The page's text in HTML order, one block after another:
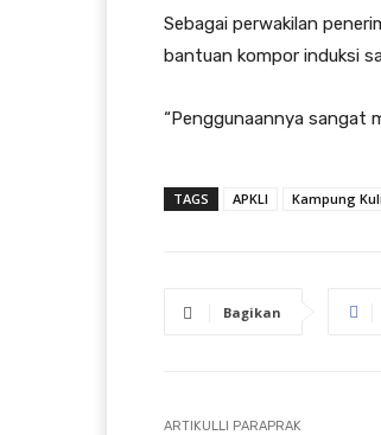
Sebagai perwakilan
bantuan kompor induksi
“Penggunaannya sangat
TAGS APKLI Kampung
Bagikan
ARTIKULLI PARAPRAK